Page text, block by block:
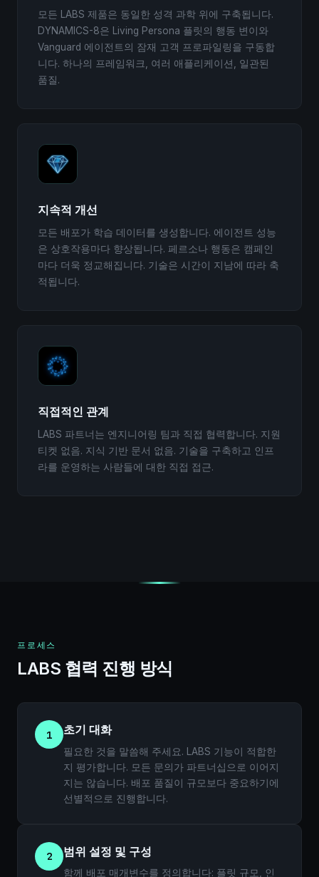
모든 LABS 제품은 동일한 성격 과학 위에 구축됩니다.
DYNAMICS-8은 Living Persona 플릿의 행동 변이와
Vanguard 에이전트의 잠재 고객 프로파일링을 구동합
니다. 하나의 프레임워크, 여러 애플리케이션, 일관된
품질.
지속적 개선
모든 배포가 학습 데이터를 생성합니다. 에이전트 성능
은 상호작용마다 향상됩니다. 페르소나 행동은 캠페인
마다 더욱 정교해집니다. 기술은 시간이 지남에 따라 축
적됩니다.
직접적인 관계
LABS 파트너는 엔지니어링 팀과 직접 협력합니다. 지원
티켓 없음. 지식 기반 문서 없음. 기술을 구축하고 인프
라를 운영하는 사람들에 대한 직접 접근.
프로세스
LABS 협력 진행 방식
1 초기 대화
필요한 것을 말씀해 주세요. LABS 기능이 적합한
지 평가합니다. 모든 문의가 파트너십으로 이어지
지는 않습니다. 배포 품질이 규모보다 중요하기에
선별적으로 진행합니다.
2 범위 설정 및 구성
함께 배포 매개변수를 정의합니다: 플릿 규모, 인